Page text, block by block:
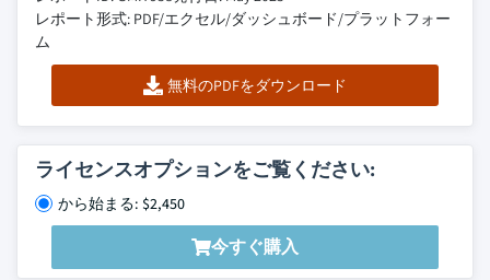
レポート形式: PDF/エクセル/ダッシュボード/プラットフォー
ム
無料のPDFをダウンロード
ライセンスオプションをご覧ください:
から始まる: $2,450
今すぐ購入